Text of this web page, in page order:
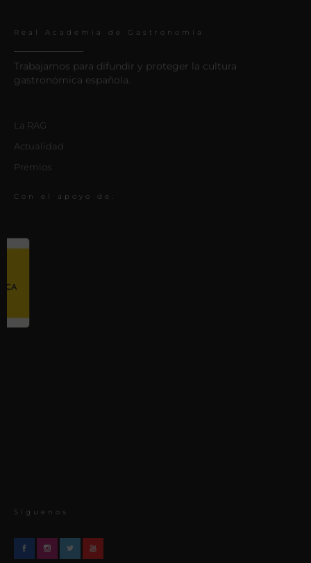
Real Academia de Gastronomía
Trabajamos para difundir y proteger la cultura
gastronómica española.
La RAG
Actualidad
Premios
Con el apoyo de:
Síguenos